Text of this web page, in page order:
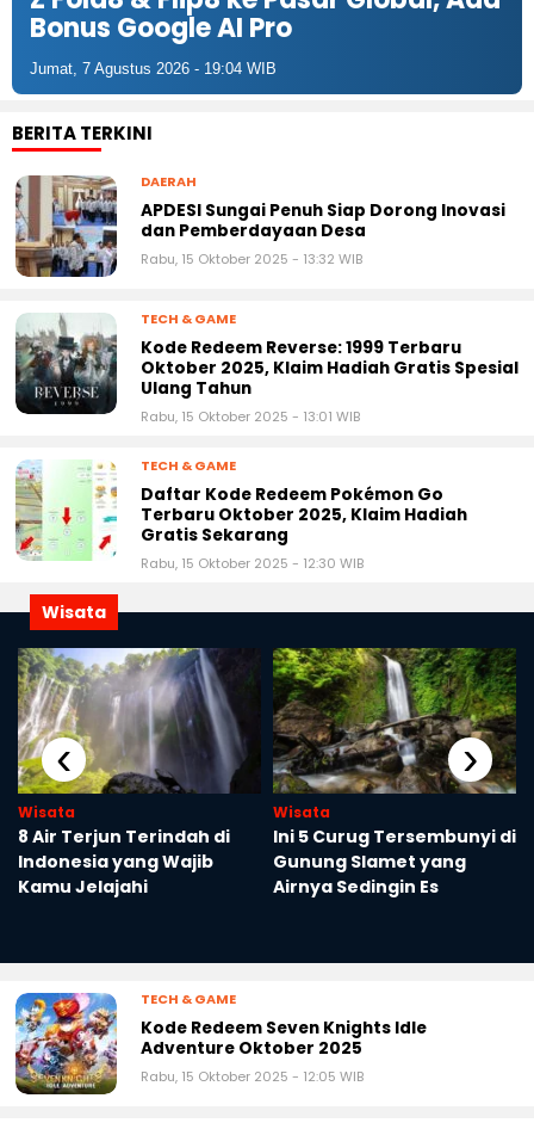
Jumat, 7 Agustus 2026 - 18:04 WIB
APDESI Sungai Penuh Siap Dorong Inovasi
dan Pemberdayaan Desa
Rabu, 15 Oktober 2025 - 13:32 WIB
Kode Redeem Reverse: 1999 Terbaru
Oktober 2025, Klaim Hadiah Gratis Spesial
Ulang Tahun
Rabu, 15 Oktober 2025 - 13:01 WIB
Daftar Kode Redeem Pokémon Go
Terbaru Oktober 2025, Klaim Hadiah
Gratis Sekarang
Rabu, 15 Oktober 2025 - 12:30 WIB
Wisata
8 Air Terjun Terindah di
Indonesia yang Wajib
Kamu Jelajahi
Wisata
Ini 5 Curug Tersembunyi di
Gunung Slamet yang
Airnya Sedingin Es
‹ ›
Kode Redeem Seven Knights Idle
Adventure Oktober 2025
Rabu, 15 Oktober 2025 - 12:05 WIB